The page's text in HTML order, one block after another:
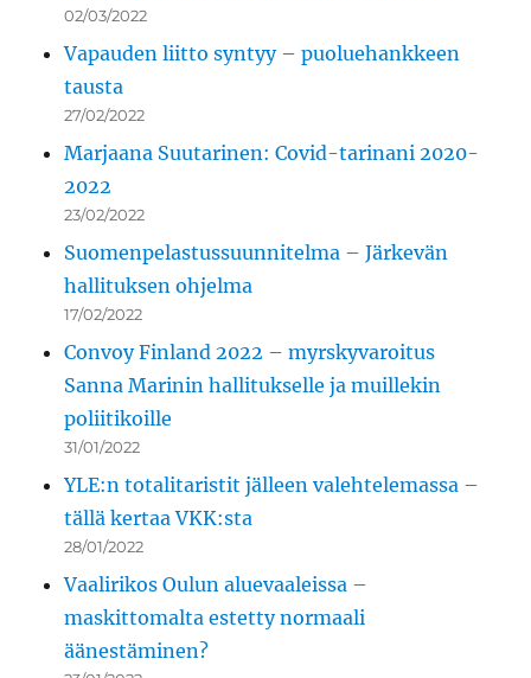
02/03/2022
Vapauden liitto syntyy – puoluehankkeen
tausta
27/02/2022
Marjaana Suutarinen: Covid-tarinani 2020-
2022
23/02/2022
Suomenpelastussuunnitelma – Järkevän
hallituksen ohjelma
17/02/2022
Convoy Finland 2022 – myrskyvaroitus
Sanna Marinin hallitukselle ja muillekin
poliitikoille
31/01/2022
YLE:n totalitaristit jälleen valehtelemassa –
tällä kertaa VKK:sta
28/01/2022
Vaalirikos Oulun aluevaaleissa –
maskittomalta estetty normaali
äänestäminen?